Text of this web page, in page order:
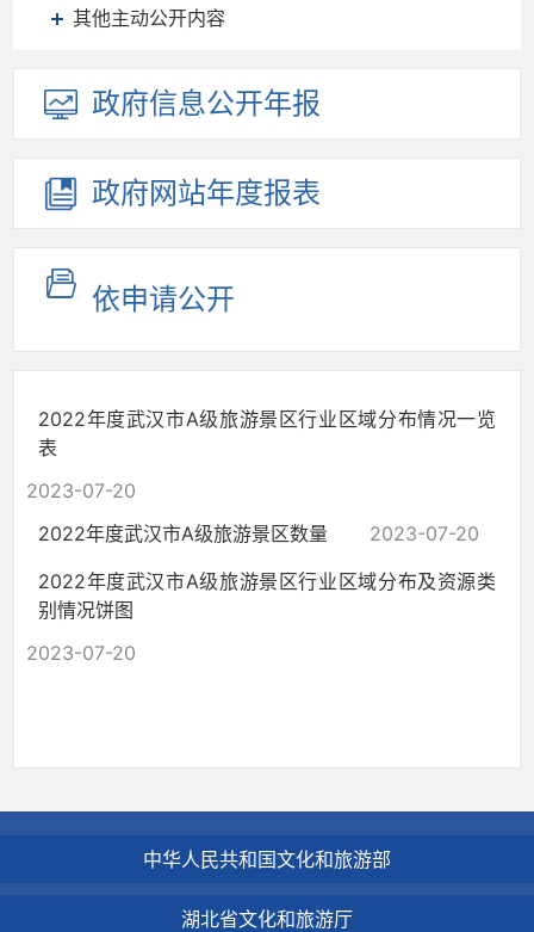
其他主动公开内容
政府信息公开年报
政府网站年度报表
依申请公开
2022年度武汉市A级旅游景区行业区域分布情况一览
表
2023-07-20
2022年度武汉市A级旅游景区数量
2023-07-20
2022年度武汉市A级旅游景区行业区域分布及资源类
别情况饼图
2023-07-20
中华人民共和国文化和旅游部
湖北省文化和旅游厅